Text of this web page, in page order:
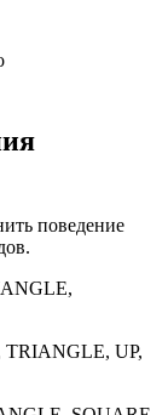
поведение
TRIANGLE, UP,